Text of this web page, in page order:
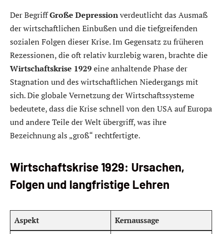
Der BegriffGroße Depressionverdeutlicht das Ausmaß
der wirtschaftlichen Einbußen und die tiefgreifenden
sozialen Folgen dieser Krise. Im Gegensatz zu früheren
Rezessionen, die oft relativ kurzlebig waren, brachte die
Wirtschaftskrise 1929eine anhaltende Phase der
Stagnation und des wirtschaftlichen Niedergangs mit
sich. Die globale Vernetzung der Wirtschaftssysteme
bedeutete, dass die Krise schnell von den USA auf Europa
und andere Teile der Welt übergriff, was ihre
Bezeichnung als „groß“ rechtfertigte.
Wirtschaftskrise 1929: Ursachen,
Folgen und langfristige Lehren
Aspekt Kernaussage